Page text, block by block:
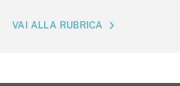
VAI ALLA RUBRICA